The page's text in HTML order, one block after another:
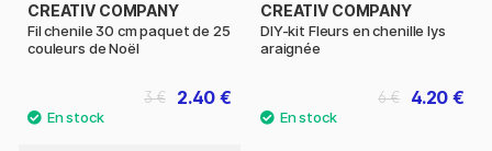
CREATIV COMPANY
Fil chenile 30 cm paquet de 25
couleurs de Noël
2.40 €
3 €
CREATIV COMPANY
DIY-kit Fleurs en chenille lys
araignée
4.20 €
6 €